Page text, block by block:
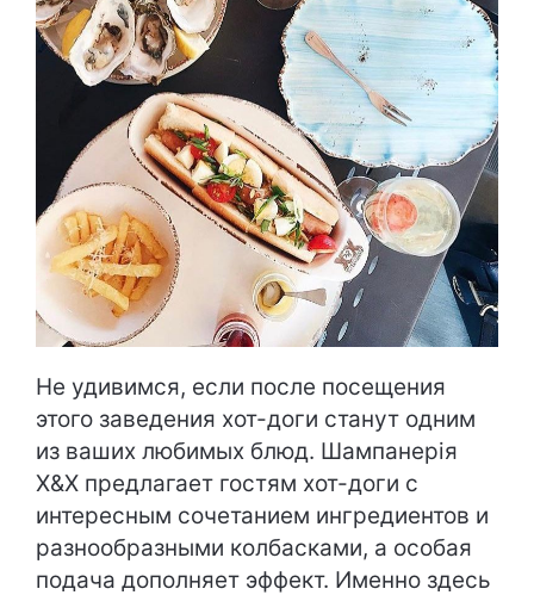
Не удивимся, если после посещения
этого заведения хот-доги станут одним
из ваших любимых блюд. Шампанерія
Х&Х предлагает гостям хот-доги с
интересным сочетанием ингредиентов и
разнообразными колбасками, а особая
подача дополняет эффект. Именно здесь